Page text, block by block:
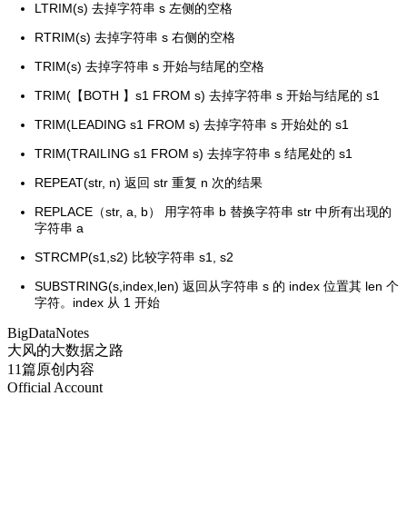
LTRIM(s) 去掉字符串 s 左侧的空格
RTRIM(s) 去掉字符串 s 右侧的空格
TRIM(s) 去掉字符串 s 开始与结尾的空格
TRIM(【BOTH 】s1 FROM s) 去掉字符串 s 开始与结尾的 s1
TRIM(LEADING s1 FROM s) 去掉字符串 s 开始处的 s1
TRIM(TRAILING s1 FROM s) 去掉字符串 s 结尾处的 s1
REPEAT(str, n) 返回 str 重复 n 次的结果
REPLACE（str, a, b） 用字符串 b 替换字符串 str 中所有出现的
字符串 a
STRCMP(s1,s2) 比较字符串 s1, s2
SUBSTRING(s,index,len) 返回从字符串 s 的 index 位置其 len 个
字符。index 从 1 开始
BigDataNotes
大风的大数据之路
11篇原创内容
Official Account